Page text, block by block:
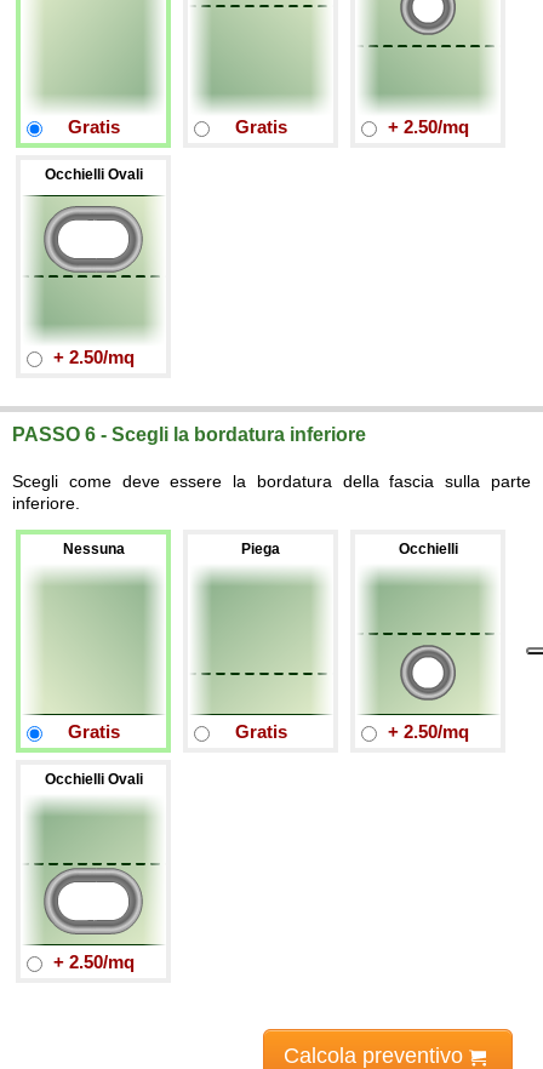
Gratis Gratis + 2.50/mq
Occhielli Ovali
+ 2.50/mq
PASSO 6 - Scegli la bordatura inferiore
Scegli come deve essere la bordatura della fascia sulla parte
inferiore.
Nessuna
Gratis
Piega
Gratis
Occhielli
+ 2.50/mq
Occhielli Ovali
+ 2.50/mq
Calcola preventivo